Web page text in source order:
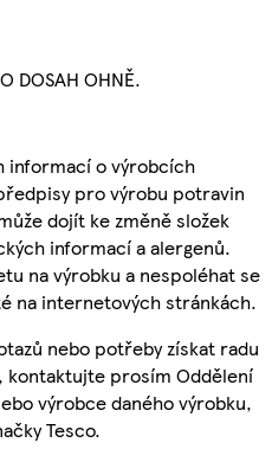
DOSAH OHNĚ.
informací o výrobcích
pro výrobu potravin
dojít ke změně složek
informací a alergenů.
na výrobku a nespoléhat se
na internetových stránkách.
nebo potřeby získat radu
kontaktujte prosím Oddělení
výrobce daného výrobku,
Tesco.